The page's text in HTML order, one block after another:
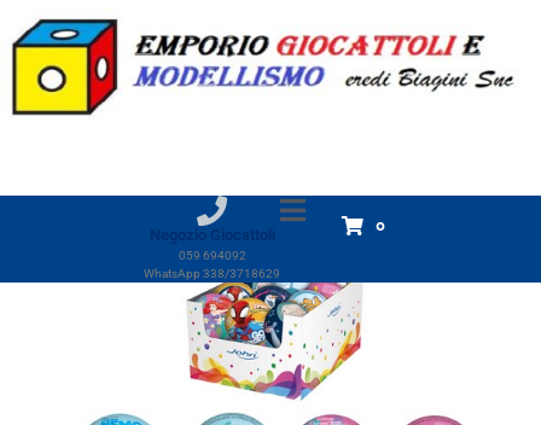
Negozio Giocattoli
059 694092
WhatsApp 338/3718629
0
Home
Prodotti
Pallina magica in foam 63mm Disney e Marvel